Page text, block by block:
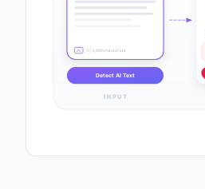
0 / 5,000 characters
Detect AI Text
INPUT